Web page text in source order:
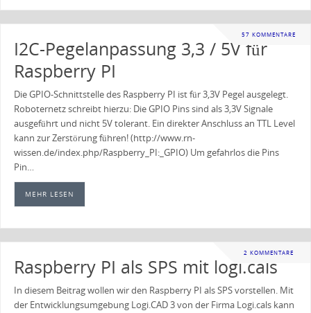
57 KOMMENTARE
I2C-Pegelanpassung 3,3 / 5V für
Raspberry PI
Die GPIO-Schnittstelle des Raspberry PI ist für 3,3V Pegel ausgelegt.
Roboternetz schreibt hierzu: Die GPIO Pins sind als 3,3V Signale
ausgeführt und nicht 5V tolerant. Ein direkter Anschluss an TTL Level
kann zur Zerstörung führen! (http://www.rn-
wissen.de/index.php/Raspberry_PI:_GPIO) Um gefahrlos die Pins
Pin…
MEHR LESEN
2 KOMMENTARE
Raspberry PI als SPS mit logi.cals
In diesem Beitrag wollen wir den Raspberry PI als SPS vorstellen. Mit
der Entwicklungsumgebung Logi.CAD 3 von der Firma Logi.cals kann